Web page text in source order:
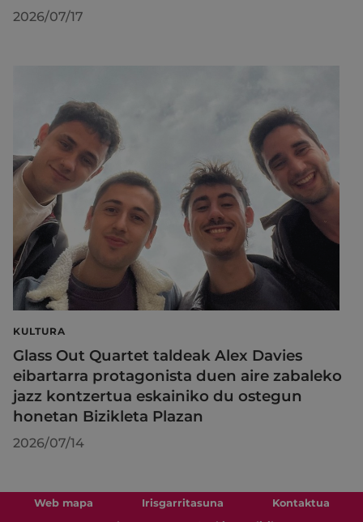
2026/07/17
KULTURA
Glass Out Quartet taldeak Alex Davies
eibartarra protagonista duen aire zabaleko
jazz kontzertua eskainiko du ostegun
honetan Bizikleta Plazan
2026/07/14
Web mapa Irisgarritasuna
Kontaktua